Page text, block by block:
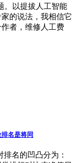
。以提拔人工智能
的说法，我相信它
者，维修人工费
名是将同
名的凹凸分为：